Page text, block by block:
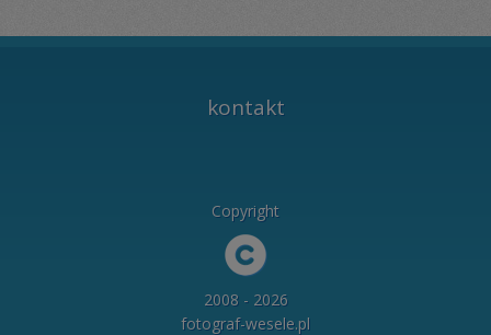
kontakt
Copyright
2008 - 2026
fotograf-wesele.pl